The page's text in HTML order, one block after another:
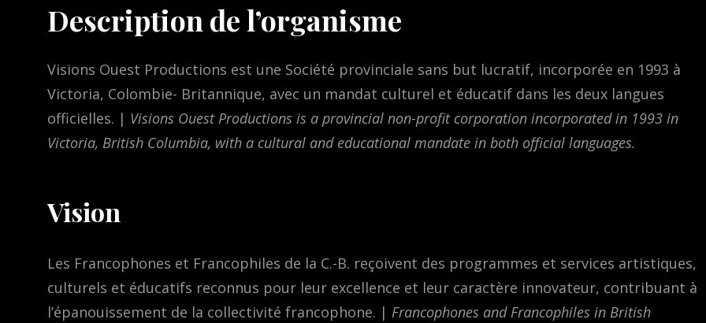
Description de l’organisme
Visions Ouest Productions est une Société provinciale sans but lucratif, incorporée en 1993 à
Victoria, Colombie- Britannique, avec un mandat culturel et éducatif dans les deux langues
officielles. | Visions Ouest Productions is a provincial non-profit corporation incorporated in 1993 in
Victoria, British Columbia, with a cultural and educational mandate in both official languages.
Vision
Les Francophones et Francophiles de la C.-B. reçoivent des programmes et services artistiques,
culturels et éducatifs reconnus pour leur excellence et leur caractère innovateur, contribuant à
l’épanouissement de la collectivité francophone. | Francophones and Francophiles in British